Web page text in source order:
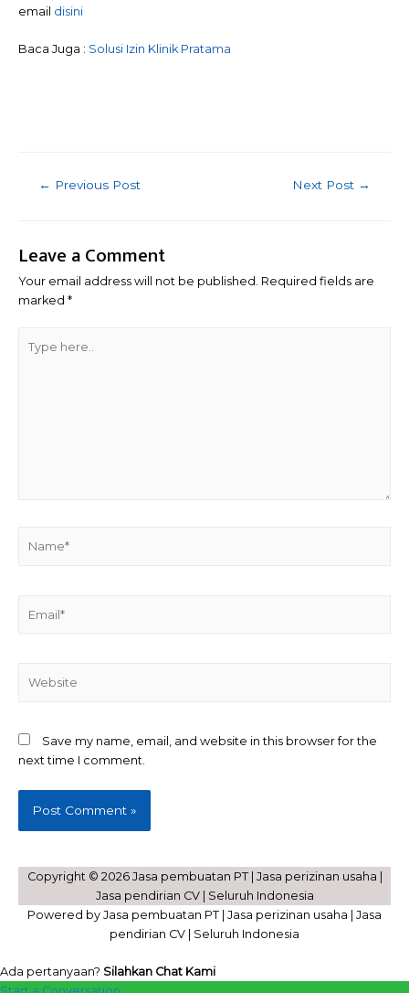
email disini
Baca Juga : Solusi Izin Klinik Pratama
Post
← Previous Post Next Post →
Leave a Comment
Your email address will not be published. Required fields are
marked *
here..
Save my name, email, and website in this browser for the
next time I comment.
Copyright © 2026 Jasa pembuatan PT | Jasa perizinan usaha |
Jasa pendirian CV | Seluruh Indonesia
Powered by Jasa pembuatan PT | Jasa perizinan usaha | Jasa
pendirian CV | Seluruh Indonesia
Ada pertanyaan? Silahkan Chat Kami